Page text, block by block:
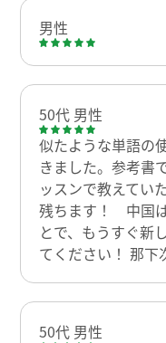
男性
50代 男性
似たような単語の
きました。参考書
ッスンで教えてい
残ちます！ 中国
とで、もうすぐ新
てください！ 那下
50代 男性